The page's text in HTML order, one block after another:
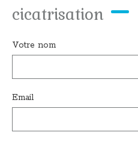
cicatrisation
Votre nom
Email